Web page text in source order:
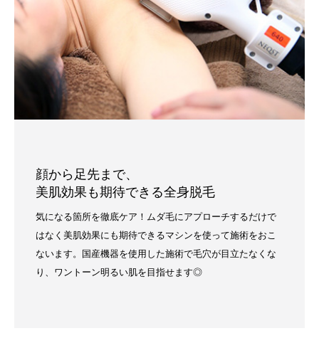
顔から足先まで、
美肌効果も期待できる全身脱毛
気になる箇所を徹底ケア！ムダ毛にアプローチするだけで
はなく美肌効果にも期待できるマシンを使って施術をおこ
ないます。国産機器を使用した施術で毛穴が目立たなくな
り、ワントーン明るい肌を目指せます◎